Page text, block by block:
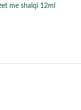
me shalqi 12ml